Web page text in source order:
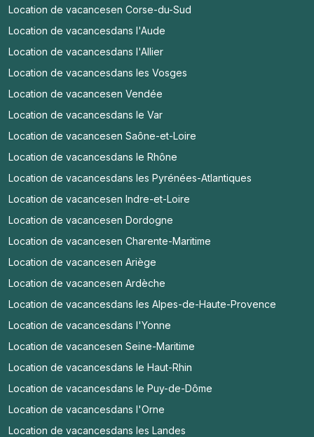
Location de vacancesen Corse-du-Sud
Location de vacancesdans l'Aude
Location de vacancesdans l'Allier
Location de vacancesdans les Vosges
Location de vacancesen Vendée
Location de vacancesdans le Var
Location de vacancesen Saône-et-Loire
Location de vacancesdans le Rhône
Location de vacancesdans les Pyrénées-Atlantiques
Location de vacancesen Indre-et-Loire
Location de vacancesen Dordogne
Location de vacancesen Charente-Maritime
Location de vacancesen Ariège
Location de vacancesen Ardèche
Location de vacancesdans les Alpes-de-Haute-Provence
Location de vacancesdans l'Yonne
Location de vacancesen Seine-Maritime
Location de vacancesdans le Haut-Rhin
Location de vacancesdans le Puy-de-Dôme
Location de vacancesdans l'Orne
Location de vacancesdans les Landes